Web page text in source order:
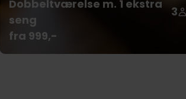
Dobbeltværelse m. 1 ekstra
seng
3
fra 999,-